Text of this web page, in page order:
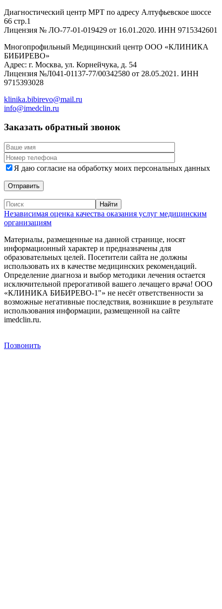
Диагностический центр МРТ по адресу Алтуфьевское шоссе
66 стр.1
Лицензия № ЛО-77-01-019429 от 16.01.2020. ИНН 9715342601
Многопрофильный Медицинский центр ООО «КЛИНИКА
БИБИРЕВО»
Адрес: г. Москва, ул. Корнейчука, д. 54
Лицензия №Л041-01137-77/00342580 от 28.05.2021. ИНН
9715393028
klinika.bibirevo@mail.ru
info@imedclin.ru
Заказать обратный звонок
Я даю согласие на обработку моих персональных данных
Независимая оценка качества оказания услуг медицинским
организациям
Материалы, размещенные на данной странице, носят
информационный характер и предназначены для
образовательных целей. Посетители сайта не должны
использовать их в качестве медицинских рекомендаций.
Определение диагноза и выбор методики лечения остается
исключительной прерогативой вашего лечащего врача! ООО
«КЛИНИКА БИБИРЕВО-1"» не несёт ответственности за
возможные негативные последствия, возникшие в результате
использования информации, размещенной на сайте
imedclin.ru.
Позвонить